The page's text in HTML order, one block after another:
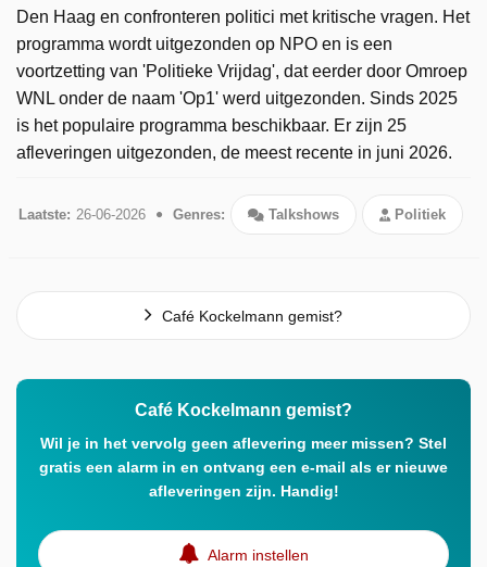
Den Haag en confronteren politici met kritische vragen. Het
programma wordt uitgezonden op NPO en is een
voortzetting van 'Politieke Vrijdag', dat eerder door Omroep
WNL onder de naam 'Op1' werd uitgezonden. Sinds 2025
is het populaire programma beschikbaar. Er zijn 25
afleveringen uitgezonden, de meest recente in juni 2026.
Laatste: 26-06-2026 Genres: Talkshows Politiek
Café Kockelmann gemist?
Café Kockelmann gemist?
Wil je in het vervolg geen aflevering meer missen? Stel
gratis een alarm in en ontvang een e-mail als er nieuwe
afleveringen zijn. Handig!
Alarm instellen